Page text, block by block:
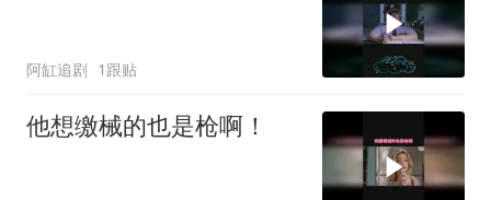
阿缸追剧 1跟贴
他想缴械的也是枪啊！